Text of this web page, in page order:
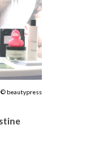
© beautypress